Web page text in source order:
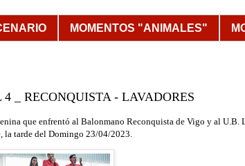
MOMENTOS "ANIMALES"
_ RECONQUISTA - LAVADORES
que enfrentó al Balonmano Reconquista de Vigo y al U.B.
, la tarde del Domingo 23/04/2023